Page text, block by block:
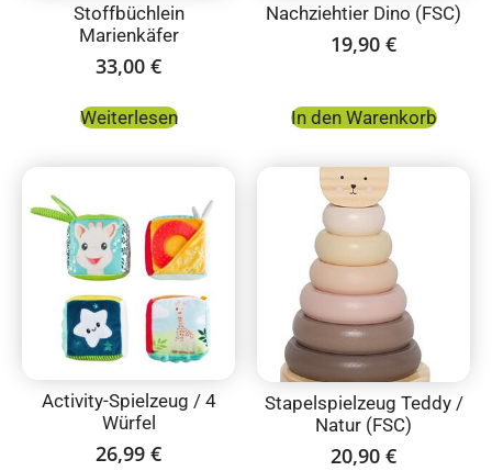
Stoffbüchlein
Marienkäfer
33,00 €
Weiterlesen
Nachziehtier Dino (FSC)
19,90 €
In den Warenkorb
Activity-Spielzeug / 4
Würfel
26,99 €
Stapelspielzeug Teddy /
Natur (FSC)
20,90 €